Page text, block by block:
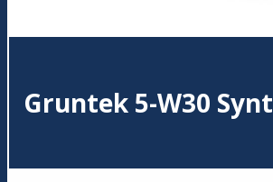
Gruntek 5-W30 Synt